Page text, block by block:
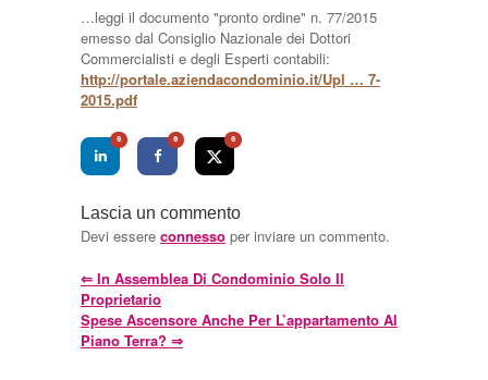
…leggi il documento "pronto ordine" n. 77/2015
emesso dal Consiglio Nazionale dei Dottori
Commercialisti e degli Esperti contabili:
http://portale.aziendacondominio.it/Upl … 7-
2015.pdf
0 0 0
Lascia un commento
Devi essere connesso per inviare un commento.
⇐ In Assemblea Di Condominio Solo Il
Proprietario
Spese Ascensore Anche Per L’appartamento Al
Piano Terra? ⇒